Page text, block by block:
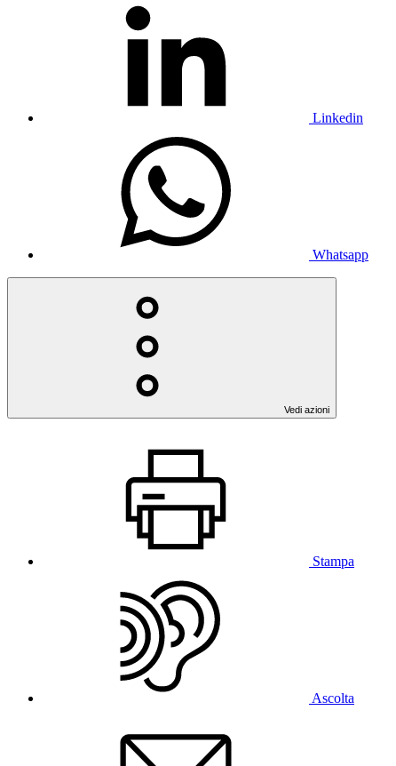
Linkedin
Whatsapp
Vedi azioni
Stampa
Ascolta